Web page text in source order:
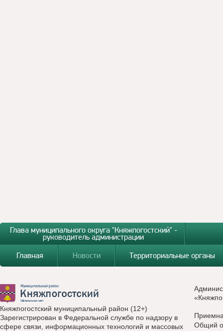
Глава муниципального округа "Княжпогостский" -
руководитель администрации
Главная
Новости Территориальные органы
Княжпогостский муниципальный район (12+)
Зарегистрирован в Федеральной службе по надзору в
сфере связи, информационных технологий и массовых
Общий